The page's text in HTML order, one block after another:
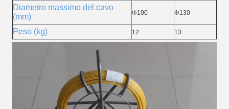
Diametro massimo del cavo
(mm)
Φ100 Φ130
Peso (kg) 12 13